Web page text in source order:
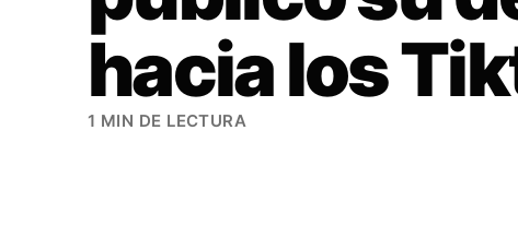
hacia los
1 MIN DE LECTURA